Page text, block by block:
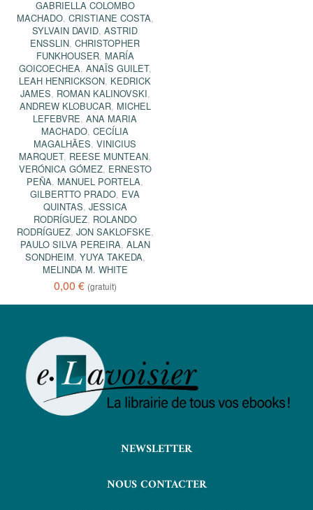
GABRIELLA COLOMBO
MACHADO, CRISTIANE COSTA,
SYLVAIN DAVID,ASTRID
ENSSLIN,CHRISTOPHER
FUNKHOUSER, MARÍA
GOICOECHEA, ANAÏS GUILET,
LEAH HENRICKSON, KEDRICK
JAMES, ROMAN KALINOVSKI,
ANDREW KLOBUCAR, MICHEL
LEFEBVRE,ANA MARIA
MACHADO,CECÍLIA
MAGALHÃES,VINICIUS
MARQUET, REESE MUNTEAN,
VERÓNICA GÓMEZ, ERNESTO
PEÑA, MANUEL PORTELA,
GILBERTTO PRADO, EVA
QUINTAS, JESSICA
RODRÍGUEZ, ROLANDO
RODRÍGUEZ, JON SAKLOFSKE,
PAULO SILVA PEREIRA, ALAN
SONDHEIM, YUYA TAKEDA,
MELINDA M. WHITE
0,00 € (gratuit)
NEWSLETTER
NOUS CONTACTER